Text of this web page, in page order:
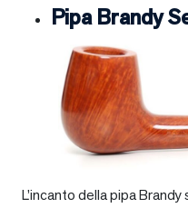
Pipa Brandy
L’incanto della pipa